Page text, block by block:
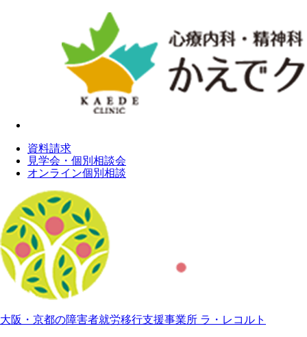
資料請求
見学会・個別相談会
オンライン個別相談
大阪・京都の障害者就労移行支援事業所 ラ・レコルト